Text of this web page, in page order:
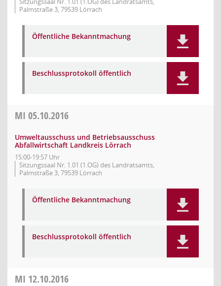
Palmstraße 3, 79539 Lörrach
Öffentliche Bekanntmachung
Beschlussprotokoll öffentlich
MI 05.10.2016
Umweltausschuss und Betriebsausschuss
Abfallwirtschaft Landkreis Lörrach
15:00-19:57 Uhr
Sitzungssaal Nr. 1.01 (1.OG) des Landratsamts,
Palmstraße 3, 79539 Lörrach
Öffentliche Bekanntmachung
Beschlussprotokoll öffentlich
MI 12.10.2016